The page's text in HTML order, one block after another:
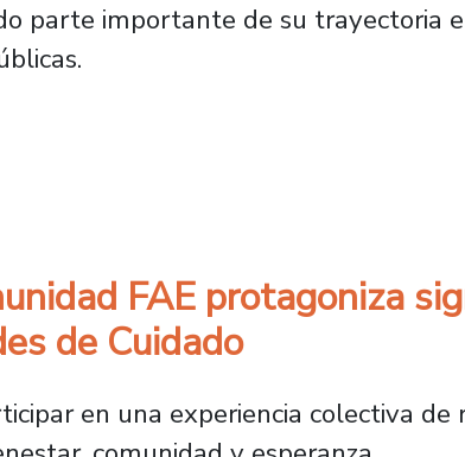
parte importante de su trayectoria
universidad más democrática e
FAE protagoniza
de Cuidado
en una experiencia colectiva de